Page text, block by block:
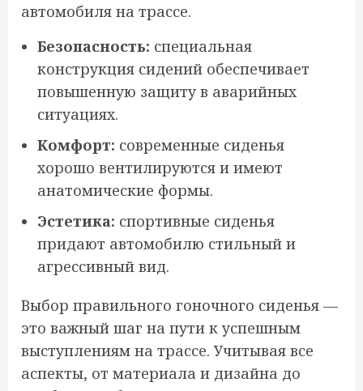
автомобиля на трассе.
Безопасность: специальная
конструкция сидений обеспечивает
повышенную защиту в аварийных
ситуациях.
Комфорт: современные сиденья
хорошо вентилируются и имеют
анатомические формы.
Эстетика: спортивные сиденья
придают автомобилю стильный и
агрессивный вид.
Выбор правильного гоночного сиденья —
это важный шаг на пути к успешным
выступлениям на трассе. Учитывая все
аспекты, от материала и дизайна до